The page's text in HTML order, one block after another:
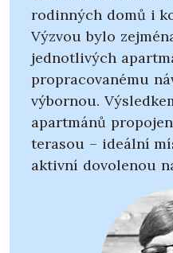
rodinných domů i
Výzvou bylo
jednotlivých
propracovanému
výbornou.
apartmánů
terasou – ideální
aktivní dovolenou